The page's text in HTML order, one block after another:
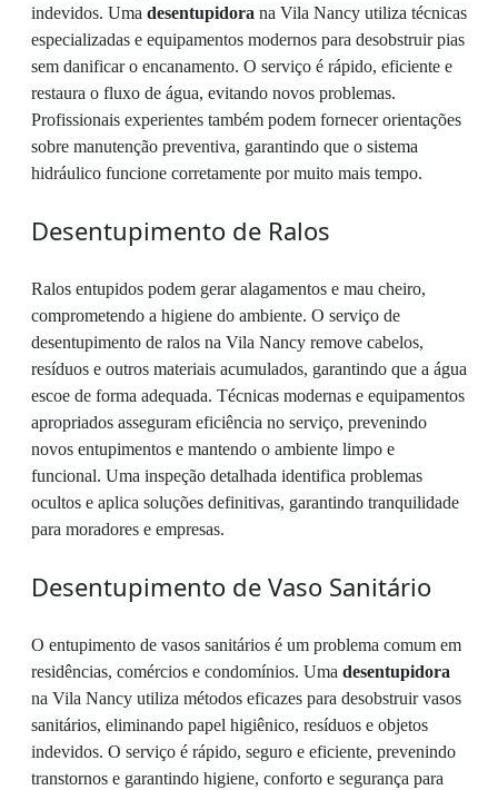
indevidos. Uma desentupidora na Vila Nancy utiliza técnicas
especializadas e equipamentos modernos para desobstruir pias
sem danificar o encanamento. O serviço é rápido, eficiente e
restaura o fluxo de água, evitando novos problemas.
Profissionais experientes também podem fornecer orientações
sobre manutenção preventiva, garantindo que o sistema
hidráulico funcione corretamente por muito mais tempo.
Desentupimento de Ralos
Ralos entupidos podem gerar alagamentos e mau cheiro,
comprometendo a higiene do ambiente. O serviço de
desentupimento de ralos na Vila Nancy remove cabelos,
resíduos e outros materiais acumulados, garantindo que a água
escoe de forma adequada. Técnicas modernas e equipamentos
apropriados asseguram eficiência no serviço, prevenindo
novos entupimentos e mantendo o ambiente limpo e
funcional. Uma inspeção detalhada identifica problemas
ocultos e aplica soluções definitivas, garantindo tranquilidade
para moradores e empresas.
Desentupimento de Vaso Sanitário
O entupimento de vasos sanitários é um problema comum em
residências, comércios e condomínios. Uma desentupidora
na Vila Nancy utiliza métodos eficazes para desobstruir vasos
sanitários, eliminando papel higiênico, resíduos e objetos
indevidos. O serviço é rápido, seguro e eficiente, prevenindo
transtornos e garantindo higiene, conforto e segurança para